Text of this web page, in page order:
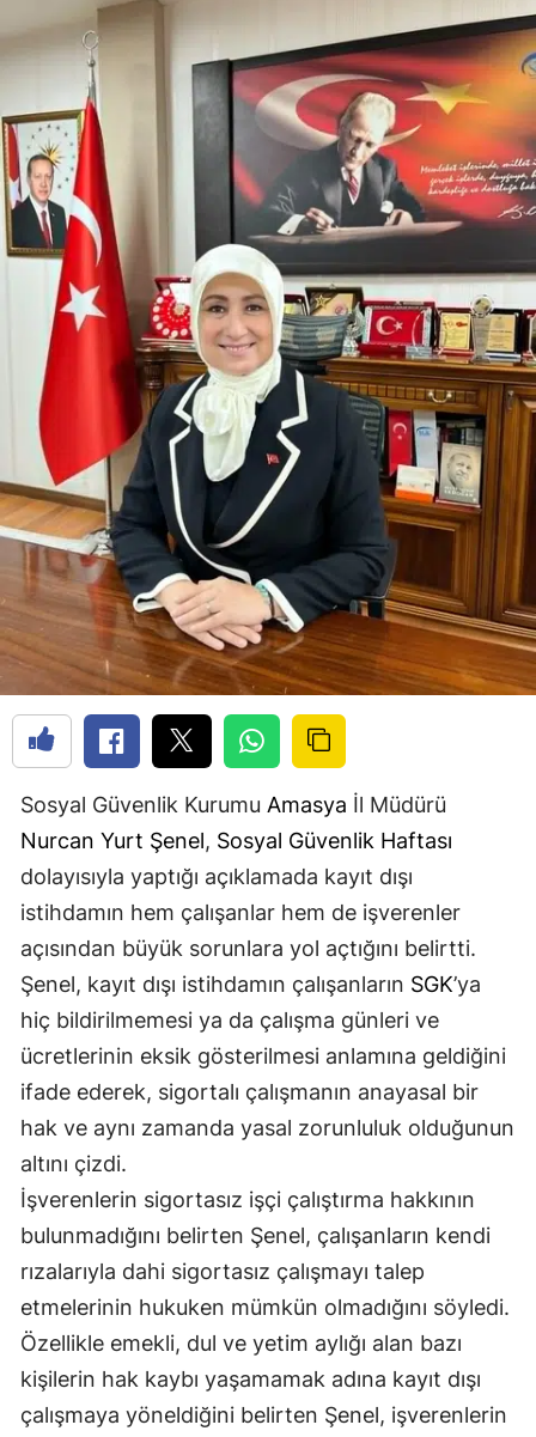
Sosyal Güvenlik Kurumu Amasya İl Müdürü
Nurcan Yurt Şenel, Sosyal Güvenlik Haftası
dolayısıyla yaptığı açıklamada kayıt dışı
istihdamın hem çalışanlar hem de işverenler
açısından büyük sorunlara yol açtığını belirtti.
Şenel, kayıt dışı istihdamın çalışanların SGK’ya
hiç bildirilmemesi ya da çalışma günleri ve
ücretlerinin eksik gösterilmesi anlamına geldiğini
ifade ederek, sigortalı çalışmanın anayasal bir
hak ve aynı zamanda yasal zorunluluk olduğunun
altını çizdi.
İşverenlerin sigortasız işçi çalıştırma hakkının
bulunmadığını belirten Şenel, çalışanların kendi
rızalarıyla dahi sigortasız çalışmayı talep
etmelerinin hukuken mümkün olmadığını söyledi.
Özellikle emekli, dul ve yetim aylığı alan bazı
kişilerin hak kaybı yaşamamak adına kayıt dışı
çalışmaya yöneldiğini belirten Şenel, işverenlerin